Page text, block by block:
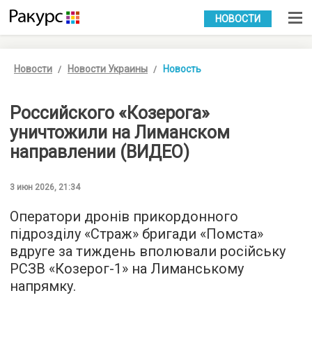
УКР РУС
НОВОСТИ
Новости Новости Украины Новость
Российского «Козерога»
уничтожили на Лиманском
направлении (ВИДЕО)
3 июн 2026, 21:34
Оператори дронів прикордонного
підрозділу «Страж» бригади «Помста»
вдруге за тиждень вполювали російську
РСЗВ «Козерог-1» на Лиманському
напрямку.